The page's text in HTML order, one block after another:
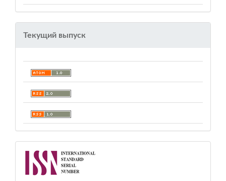
Текущий выпуск